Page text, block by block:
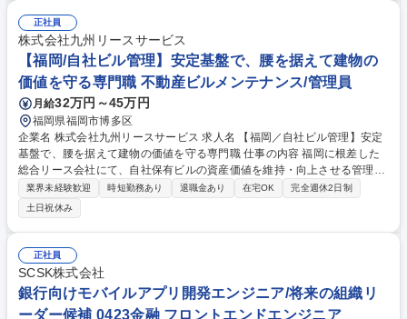
正社員
株式会社九州リースサービス
【福岡/自社ビル管理】安定基盤で、腰を据えて建物の
価値を守る専門職 不動産ビルメンテナンス/管理員
月給32万円～45万円
福岡県福岡市博多区
企業名 株式会社九州リースサービス 求人名 【福岡／自社ビル管理】安定
基盤で、腰を据えて建物の価値を守る専門職 仕事の内容 福岡に根差した
総合リース会社にて、自社保有ビルの資産価値を維持・向上させる管理業
務をお任せします。オーナーの立場で建物のライフサイクルを支える仕事
です。 ■自社ビルの維持・保全計画の立案■テナント対応（入退去調整・
要望への回答）■ビルメンテナンス会社への指示・統括■修繕工事の企画・
見積精査・進捗管理■エネルギー管理やコスト削減施策の実施■管財業務全
般 ◎平均勤続年数14.5年／自己資本比率21.4／自己資本当期純利益率16.
5%／多角化経営で安定成長中のスタンダード上場企業 募集職種 【福岡／
自社ビル管理】安定基盤で、腰を据えて建物の価値を守る専門職
業界未経験歓迎 時短勤務あり 退職金あり 在宅OK
完全週休2日制
土日祝休み
正社員
SCSK株式会社
銀行向けモバイルアプリ開発エンジニア/将来の組織リ
ーダー候補 0423金融 フロントエンドエンジニア